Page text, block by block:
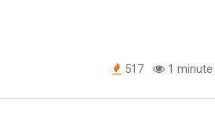
517 1 minute